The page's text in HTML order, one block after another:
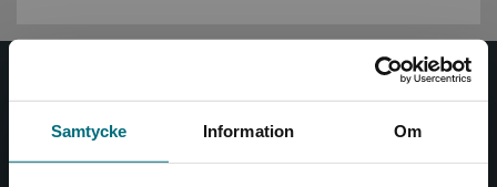
Samtycke Information Om
Nypon och Vilja
Nypon och Vilja förlag ger ut böcker som väcker läslust